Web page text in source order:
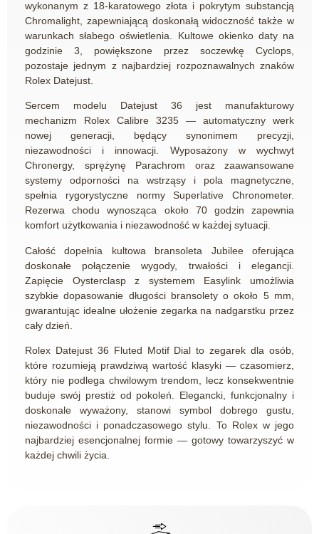
wykonanym z 18-karatowego złota i pokrytym substancją
Chromalight, zapewniającą doskonałą widoczność także w
warunkach słabego oświetlenia. Kultowe okienko daty na
godzinie 3, powiększone przez soczewkę Cyclops,
pozostaje jednym z najbardziej rozpoznawalnych znaków
Rolex Datejust.
Sercem modelu Datejust 36 jest manufakturowy
mechanizm Rolex Calibre 3235 — automatyczny werk
nowej generacji, będący synonimem precyzji,
niezawodności i innowacji. Wyposażony w wychwyt
Chronergy, sprężynę Parachrom oraz zaawansowane
systemy odporności na wstrząsy i pola magnetyczne,
spełnia rygorystyczne normy Superlative Chronometer.
Rezerwa chodu wynosząca około 70 godzin zapewnia
komfort użytkowania i niezawodność w każdej sytuacji.
Całość dopełnia kultowa bransoleta Jubilee oferująca
doskonałe połączenie wygody, trwałości i elegancji.
Zapięcie Oysterclasp z systemem Easylink umożliwia
szybkie dopasowanie długości bransolety o około 5 mm,
gwarantując idealne ułożenie zegarka na nadgarstku przez
cały dzień.
Rolex Datejust 36 Fluted Motif Dial to zegarek dla osób,
które rozumieją prawdziwą wartość klasyki — czasomierz,
który nie podlega chwilowym trendom, lecz konsekwentnie
buduje swój prestiż od pokoleń. Elegancki, funkcjonalny i
doskonale wyważony, stanowi symbol dobrego gustu,
niezawodności i ponadczasowego stylu. To Rolex w jego
najbardziej esencjonalnej formie — gotowy towarzyszyć w
każdej chwili życia.